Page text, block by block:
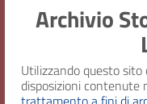
Archivio
Utilizzando questo sito
disposizioni contenute
Consistenza